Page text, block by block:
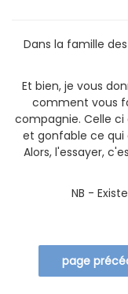
Dans la famille
Et bien, je vous
comment vous
compagnie. Celle
et gonfable ce qui
Alors, l'essayer,
NB -